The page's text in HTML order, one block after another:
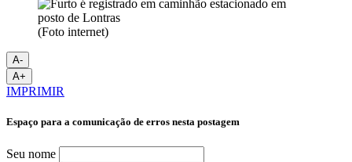
(Foto internet)
A-
A+
IMPRIMIR
Espaço para a comunicação de erros nesta postagem
Seu nome